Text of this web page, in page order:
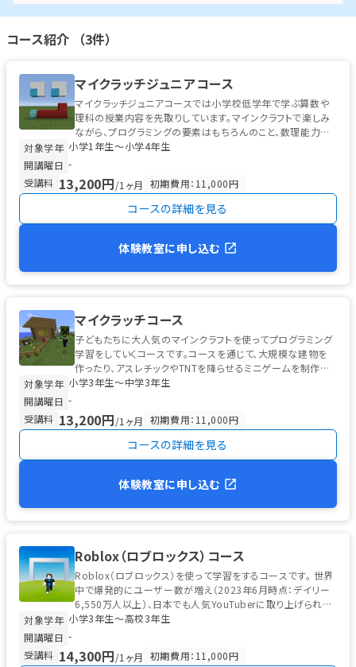
コース紹介 （3件）
マイクラッチジュニアコース
マイクラッチジュニアコースでは小学校低学年で学ぶ算数や
理科の授業内容を先取りしています。マインクラフトで楽しみ
ながら、プログラミングの要素はもちろんのこと、数理能力も
並行して育むことができます。...
対象学年 小学1年生〜小学4年生
開講曜日 -
受講料 13,200円/1ヶ月 初期費用：11,000円
コースの詳細を見る
体験教室に申し込む
マイクラッチコース
子どもたちに大人気のマインクラフトを使ってプログラミング
学習をしていくコースです。コースを通じて、大規模な建物を
作ったり、アスレチックやTNTを降らせるミニゲームを制作し
たり、自分だけのダンジョ...
対象学年 小学3年生〜中学3年生
開講曜日 -
受講料 13,200円/1ヶ月 初期費用：11,000円
コースの詳細を見る
体験教室に申し込む
Roblox（ロブロックス）コース
Roblox（ロブロックス）を使って学習をするコースです。 世界
中で爆発的にユーザー数が増え（2023年6月時点：デイリー
6,550万人以上）、日本でも人気YouTuberに取り上げられ、
小中...
対象学年 小学3年生〜高校3年生
開講曜日 -
受講料 14,300円/1ヶ月 初期費用：11,000円